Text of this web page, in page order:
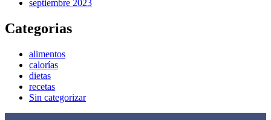
septiembre 2023
Categorias
alimentos
calorías
dietas
recetas
Sin categorizar